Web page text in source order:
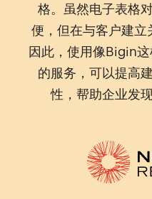
格。虽然电子表格
便，但在与客户建立
因此，使用像Bigin
的服务，可以提高
性，帮助企业发